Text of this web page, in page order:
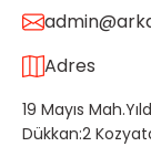
Adres
19 Mayıs
Dükkan:2